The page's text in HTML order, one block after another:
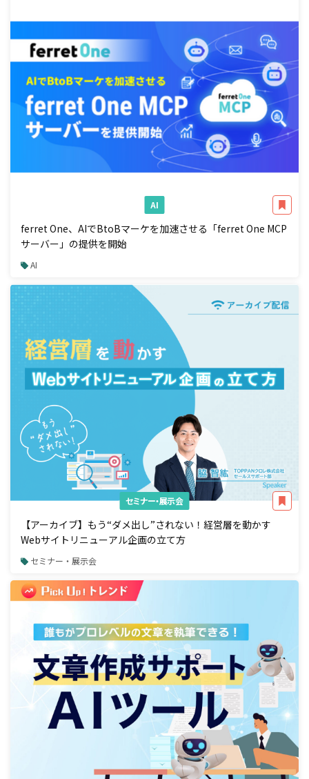
AI
ferret One、AIでBtoBマーケを加速させる「ferret One MCP
サーバー」の提供を開始
AI
セミナー・展示会
【アーカイブ】もう“ダメ出し”されない！経営層を動かす
Webサイトリニューアル企画の立て方
セミナー・展示会